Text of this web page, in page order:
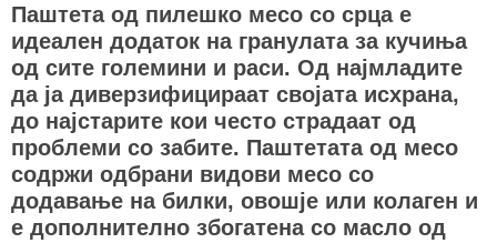
Паштета од пилешко месо со срца е
идеален додаток на гранулата за кучиња
од сите големини и раси. Од најмладите
да ја диверзифицираат својата исхрана,
до најстарите кои често страдаат од
проблеми со забите. Паштетата од месо
содржи одбрани видови месо со
додавање на билки, овошје или колаген и
е дополнително збогатена со масло од